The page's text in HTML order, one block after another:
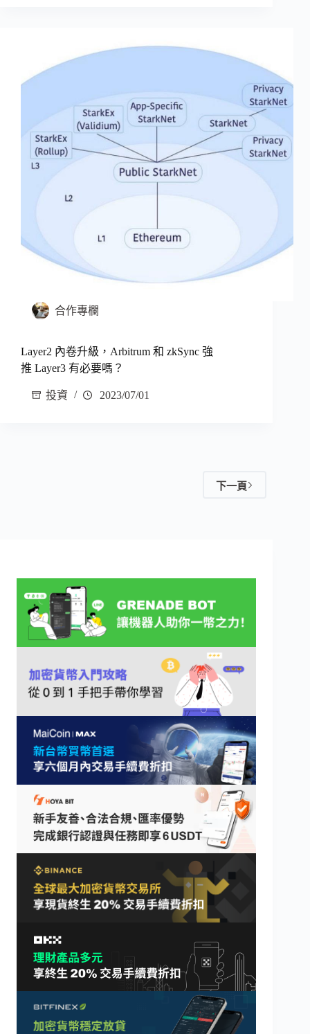
合作專欄
Layer2 內卷升級，Arbitrum 和 zkSync 強
推 Layer3 有必要嗎？
投資 2023/07/01
下一頁